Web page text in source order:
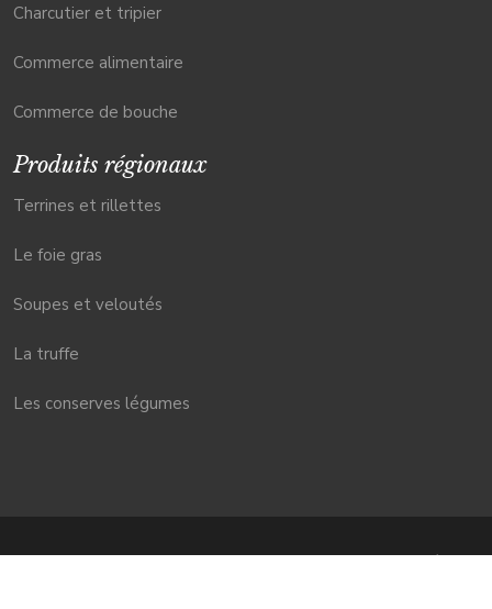
Charcutier et tripier
Commerce alimentaire
Commerce de bouche
Produits régionaux
Terrines et rillettes
Le foie gras
Soupes et veloutés
La truffe
Les conserves légumes
L'importance du terroir pour des produits de qualité.